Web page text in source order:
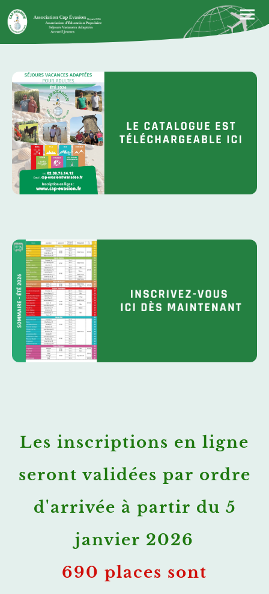
Les inscriptions en ligne
seront validées par ordre
d'arrivée à partir du 5
janvier 2026
690 places sont